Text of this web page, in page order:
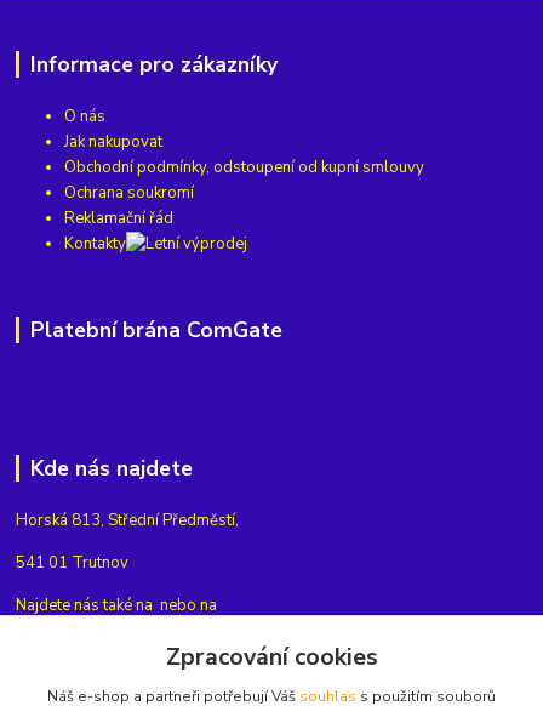
Informace pro zákazníky
O nás
Jak nakupovat
Obchodní podmínky, odstoupení od kupní smlouvy
Ochrana soukromí
Reklamační řád
Kontakty
Platební brána ComGate
Kde nás najdete
Horská 813, Střední Předměstí,
541 01 Trutnov
Najdete nás také na nebo na
Zpracování cookies
Náš e-shop a partneři potřebují Váš souhlas s použitím souborů